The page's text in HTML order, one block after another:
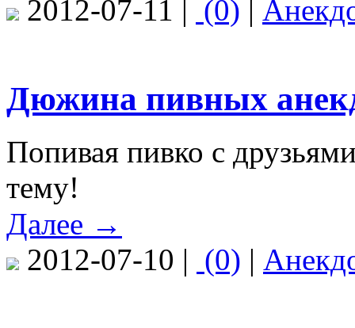
2012-07-11 | (0) |
Дюжина пивных
Попивая пивко с
тему!
Далее →
2012-07-10 | (0) |